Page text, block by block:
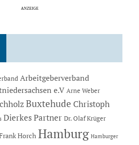
Arbeitgeberverband
e.V Arne Weber
Buxtehude Christoph
Dierkes Partner Dr. Olaf Krüger
Horch Hamburg Hamburger